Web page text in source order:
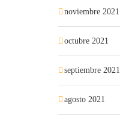
noviembre 2021
octubre 2021
septiembre 2021
agosto 2021